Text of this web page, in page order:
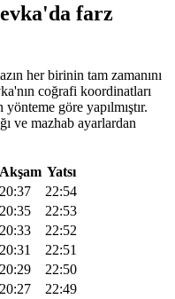
farz
her birinin tam zamanını
coğrafi koordinatları
göre yapılmıştır.
ve mazhab ayarlardan
Akşam Yatsı
20:37
22:54
20:35
22:53
20:33
22:52
20:31
22:51
20:29
22:50
20:27
22:49